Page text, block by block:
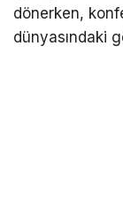
dönerken,
dünyasındaki